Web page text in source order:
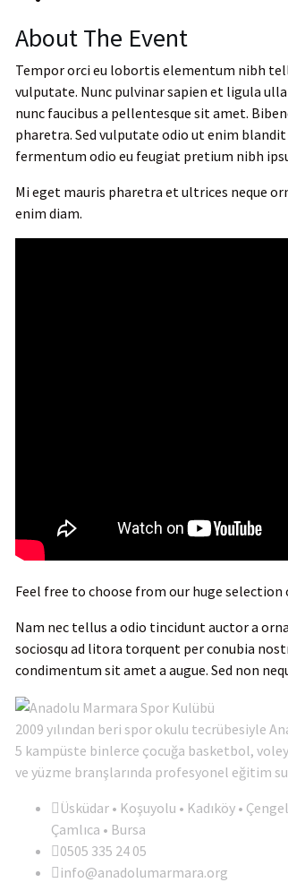
About The Event
Tempor orci eu lobortis elementum nibh
vulputate. Nunc pulvinar sapien et ligula
nunc faucibus a pellentesque sit amet.
pharetra. Sed vulputate odio ut enim
fermentum odio eu feugiat pretium nibh
Mi eget mauris pharetra et ultrices neque
enim diam.
Feel free to choose from our huge
Nam nec tellus a odio tincidunt auctor a
sociosqu ad litora torquent per conubia
condimentum sit amet a augue. Sed non
2009 yılından beri spor okulu tecrübesiyle
5 kampüste binlerce çocuğa basketbol,
ve yüzme branşlarında profesyonel eğitim
Üsküdar • Koşuyolu • Kadıköy •
Çamlıca • Bursa
0505 335 24 05
info@anadolumarmara.org